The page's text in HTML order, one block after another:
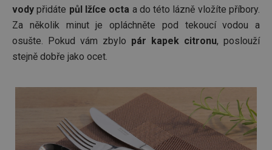
vody přidáte půl lžíce octa a do této lázně vložíte příbory.
Za několik minut je opláchněte pod tekoucí vodou a
osušte. Pokud vám zbylo pár kapek citronu, poslouží
stejně dobře jako ocet.